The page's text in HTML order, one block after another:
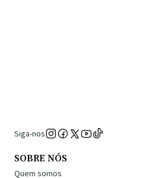
Siga-nos
SOBRE NÓS
Quem somos